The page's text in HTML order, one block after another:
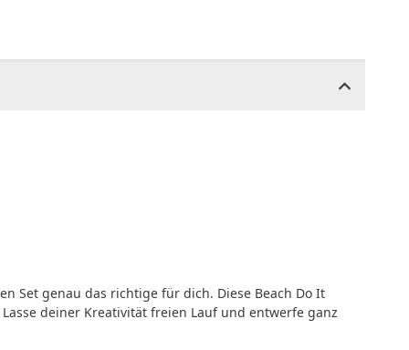
Set genau das richtige für dich. Diese Beach Do It
deiner Kreativität freien Lauf und entwerfe ganz